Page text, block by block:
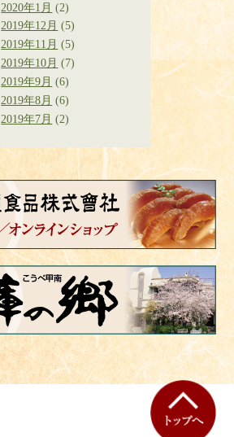
2020年1月 (2)
2019年12月 (5)
2019年11月 (5)
2019年10月 (7)
2019年9月 (6)
2019年8月 (6)
2019年7月 (2)